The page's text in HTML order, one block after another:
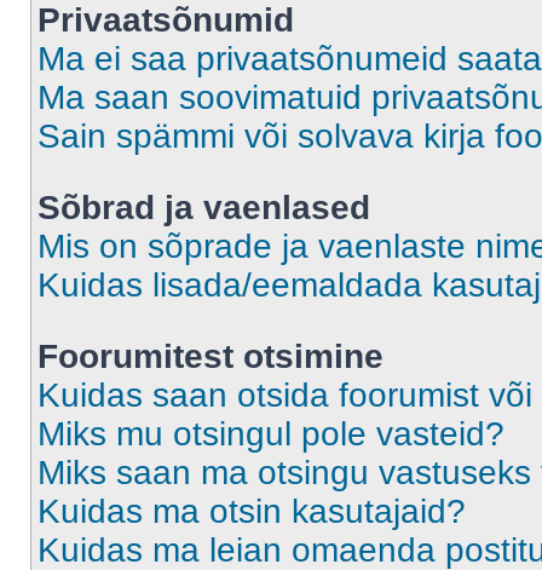
Privaatsõnumid
Ma ei saa privaatsõnumeid
Ma saan soovimatuid
Sain spämmi või solvava kirja
Sõbrad ja vaenlased
Mis on sõprade ja vaenlaste
Kuidas lisada/eemaldada
Foorumitest otsimine
Kuidas saan otsida foorumist
Miks mu otsingul pole vasteid?
Miks saan ma otsingu
Kuidas ma otsin kasutajaid?
Kuidas ma leian omaenda